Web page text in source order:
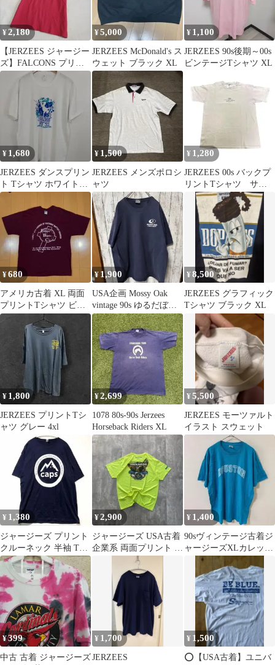
¥2,180
【JERZEES ジャージー
ズ】FALCONS プリン
トTシャツ レッド XL
¥5,000
JERZEES McDonald's ス
ウェット ブラック XL
¥ 1,100
JERZEES 90s後期～00s
ビンテージTシャツ XL
¥ 1,680
JERZEES ダンスプリン
ト Tシャツ ホワイト
USA古着 XL
¥ 1,500
JERZEES メンズポロシ
ャツ
¥ 1,280
JERZEES 00s バックプ
リントTシャツ サー
フ系 古着 8f
¥680
アメリカ古着 XL 両面
プリントTシャツ ビッ
グサイズ エンジ
¥ 1,900
USA企画 Mossy Oak
vintage 90s ゆるだぼカ
ットソー
¥8,500
JERZEES グラフィック
Tシャツ ブラック XL
¥ 1,800
JERZEES プリントTシ
ャツ グレー 4xl
¥2,699
1078 80s-90s Jerzees
Horseback Riders XL
¥5,500
JERZEES モーツァルト
イラスト スウェット
¥ 1,380
ジャージーズ プリント
クルーネック 半袖 Tシ
ャツ L 紺 綿混 カレッ
¥2,900
ジャージーズ USA古着
企業系 両面プリント T
シャツ 半袖 イーグル
¥ 1,400
90sヴィンテージ古着ジ
ャージーズXLカレッジ
ロゴTシャツ水色ター
コイズブルー
¥399
中古 古着 ジャージーズ
¥ 1,700
JERZEES
¥ 1,500
⭕️【USA古着】ユニバ